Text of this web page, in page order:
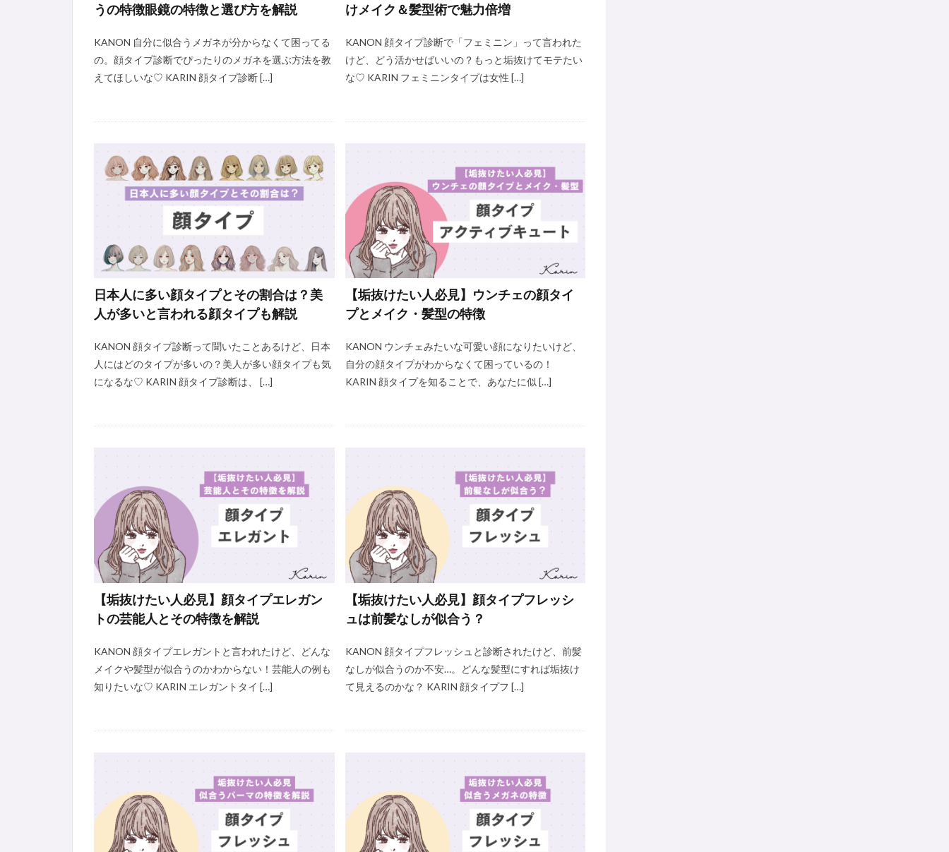
うの特徴眼鏡の特徴と選び方を解説
KANON 自分に似合うメガネが分からなくて困ってる
の。顔タイプ診断でぴったりのメガネを選ぶ方法を教
えてほしいな♡ KARIN 顔タイプ診断 […]
けメイク＆髪型術で魅力倍増
KANON 顔タイプ診断で「フェミニン」って言われた
けど、どう活かせばいいの？もっと垢抜けてモテたい
な♡ KARIN フェミニンタイプは女性 […]
日本人に多い顔タイプとその割合は？美
人が多いと言われる顔タイプも解説
KANON 顔タイプ診断って聞いたことあるけど、日本
人にはどのタイプが多いの？美人が多い顔タイプも気
になるな♡ KARIN 顔タイプ診断は、 […]
【垢抜けたい人必見】ウンチェの顔タイ
プとメイク・髪型の特徴
KANON ウンチェみたいな可愛い顔になりたいけど、
自分の顔タイプがわからなくて困っているの！
KARIN 顔タイプを知ることで、あなたに似 […]
【垢抜けたい人必見】顔タイプエレガン
トの芸能人とその特徴を解説
KANON 顔タイプエレガントと言われたけど、どんな
メイクや髪型が似合うのかわからない！芸能人の例も
知りたいな♡ KARIN エレガントタイ […]
【垢抜けたい人必見】顔タイプフレッシ
ュは前髪なしが似合う？
KANON 顔タイプフレッシュと診断されたけど、前髪
なしが似合うのか不安…。どんな髪型にすれば垢抜け
て見えるのかな？ KARIN 顔タイプフ […]